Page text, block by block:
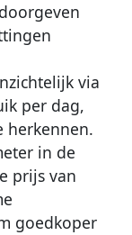
via
per dag,
herkennen.
in de
prijs van
goedkoper